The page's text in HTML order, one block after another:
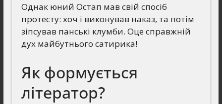
Однак юний Остап мав свій спосіб
протесту: хоч і виконував наказ, та потім
зіпсував панські клумби. Оце справжній
дух майбутнього сатирика!
Як формується
літератор?